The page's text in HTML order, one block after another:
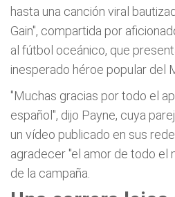
hasta una canción viral
Gain", compartida por
al fútbol oceánico, que
inesperado héroe popular del
"Muchas gracias por todo el
español", dijo Payne, cuya
un vídeo publicado en sus
agradecer "el amor de todo el
de la campaña.